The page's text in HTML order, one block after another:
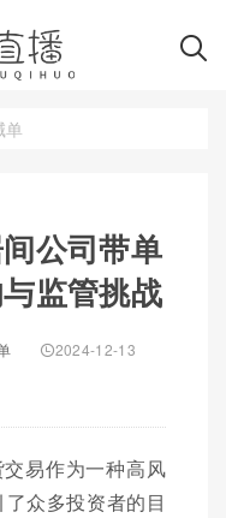
单
公司带单
监管挑战
2024-12-13
易作为一种高风
众多投资者的目